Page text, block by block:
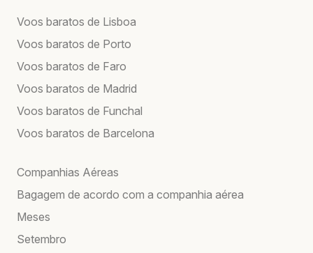
Voos baratos de Lisboa
Voos baratos de Porto
Voos baratos de Faro
Voos baratos de Madrid
Voos baratos de Funchal
Voos baratos de Barcelona
Companhias Aéreas
Bagagem de acordo com a companhia aérea
Meses
Setembro